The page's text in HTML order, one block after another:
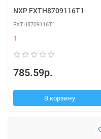
NXP FXTH8709116T1
FXTH8709116T1
1
785.59р.
В корзину